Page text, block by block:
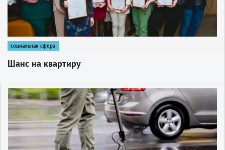
социальная сфера
Шанс на квартиру
1